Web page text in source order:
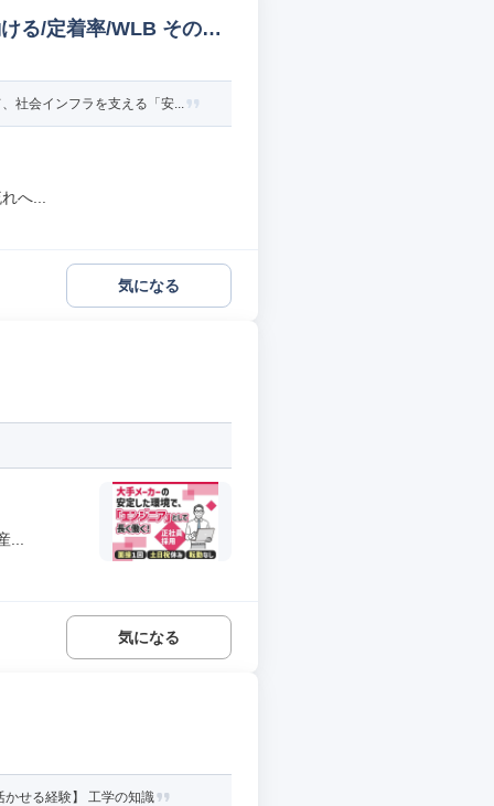
る/定着率/WLB その他
社会インフラを支える「安...
へ...
気になる
...
気になる
せる経験】 工学の知識